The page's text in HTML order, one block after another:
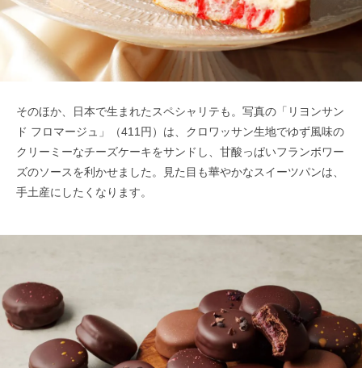
そのほか、日本で生まれたスペシャリテも。写真の「リヨンサン
ド フロマージュ」（411円）は、クロワッサン⽣地でゆず風味の
クリーミーなチーズケーキをサンドし、甘酸っぱいフランボワー
ズのソースを利かせました。見た目も華やかなスイーツパンは、
手土産にしたくなります。